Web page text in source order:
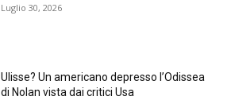
Luglio 30, 2026
Ulisse? Un americano depresso l’Odissea
di Nolan vista dai critici Usa